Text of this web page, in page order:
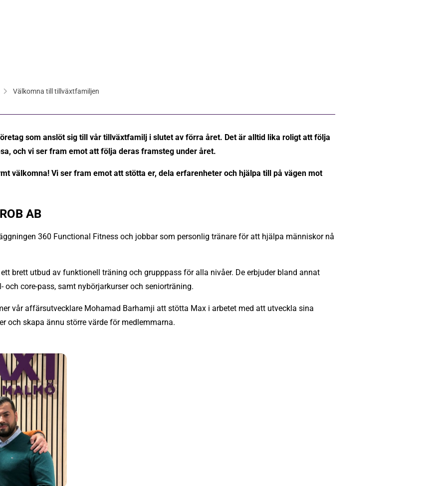
Välkomna till tillväxtfamiljen
som anslöt sig till vår tillväxtfamilj i slutet av förra året. Det är alltid lika roligt att följa
och vi ser fram emot att följa deras framsteg under året.
välkomna! Vi ser fram emot att stötta er, dela erfarenheter och hjälpa till på vägen mot
AB
360 Functional Fitness och jobbar som personlig tränare för att hjälpa människor nå
brett utbud av funktionell träning och grupppass för alla nivåer. De erbjuder bland annat
och core‑pass, samt nybörjarkurser och seniorträning.
vår affärsutvecklare Mohamad Barhamji att stötta Max i arbetet med att utveckla sina
och skapa ännu större värde för medlemmarna.